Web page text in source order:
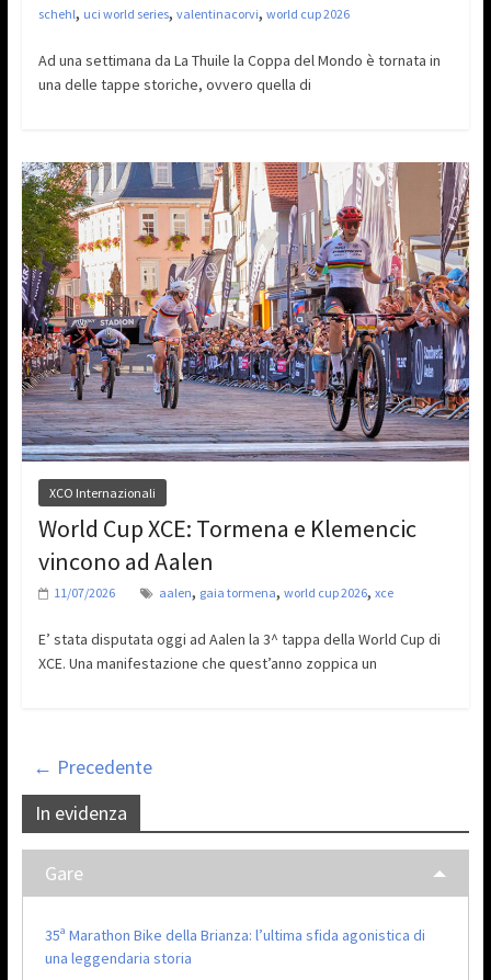
schehl, uci world series, valentinacorvi, world cup 2026
Ad una settimana da La Thuile la Coppa del Mondo è tornata in
una delle tappe storiche, ovvero quella di
XCO Internazionali
World Cup XCE: Tormena e Klemencic
vincono ad Aalen
11/07/2026 aalen, gaia tormena, world cup 2026, xce
E’ stata disputata oggi ad Aalen la 3^ tappa della World Cup di
XCE. Una manifestazione che quest’anno zoppica un
← Precedente
In evidenza
Gare
35ª Marathon Bike della Brianza: l’ultima sfida agonistica di
una leggendaria storia